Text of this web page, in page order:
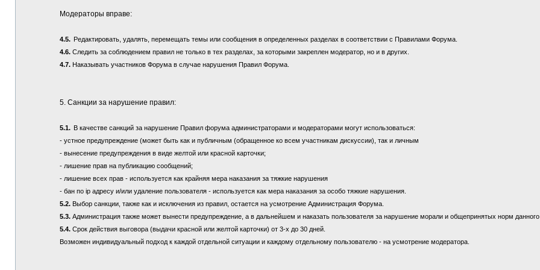
Модераторы вправе:
4.5. Редактировать, удалять, перемещать темы или сообщения в определенных разделах в соответствии с Правилами Форума.
4.6.Следить за соблюдением правил не только в тех разделах, за которыми закреплен модератор, но и в других.
4.7.Наказывать участников Форума в случае нарушения Правил Форума.
5. Санкции за нарушение правил:
5.1. В качестве санкций за нарушение Правил форума администраторами и модераторами могут использоваться:
- устное предупреждение (может быть как и публичным (обращенное ко всем участникам дискуссии), так и личным
- вынесение предупреждения в виде желтой или красной карточки;
- лишение прав на публикацию сообщений;
- лишение всех прав - используется как крайняя мера наказания за тяжкие нарушения
- бан по ip адресу и/или удаление пользователя - используется как мера наказания за особо тяжкие нарушения.
5.2.Выбор санкции, также как и исключения из правил, остается на усмотрение Администрация Форума.
5.3.Администрация также может вынести предупреждение, а в дальнейшем и наказать пользователя за нарушение морали и общепринятых норм
5.4.Срок действия выговора (выдачи красной или желтой карточки) от 3-х до 30 дней.
Возможен индивидуальный подход к каждой отдельной ситуации и каждому отдельному пользователю - на усмотрение модератора.